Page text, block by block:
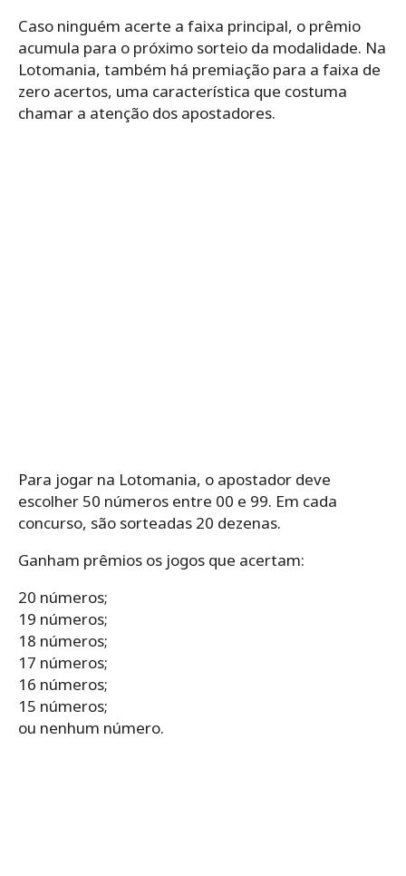
Caso ninguém acerte a faixa principal, o prêmio
acumula para o próximo sorteio da modalidade. Na
Lotomania, também há premiação para a faixa de
zero acertos, uma característica que costuma
chamar a atenção dos apostadores.
Para jogar na Lotomania, o apostador deve
escolher 50 números entre 00 e 99. Em cada
concurso, são sorteadas 20 dezenas.
Ganham prêmios os jogos que acertam:
20 números;
19 números;
18 números;
17 números;
16 números;
15 números;
ou nenhum número.